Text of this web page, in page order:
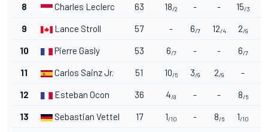
8 Charles Leclerc 63 18/2 - - 15/3
9 Lance Stroll 57 - 6/7 12/4 2/9
10 Pierre Gasly 53 6/7 - - 6/7
11 Carlos Sainz Jr. 51 10/5 3/9 2/9 -
12 Esteban Ocon 36 4/8 - - 8/6
13 Sebastian Vettel 17 1/10 - 8/6 1/10